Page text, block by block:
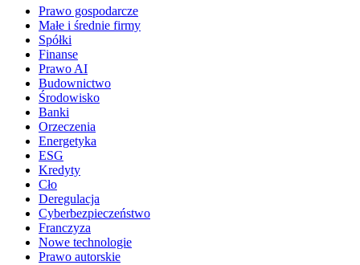
Prawo gospodarcze
Małe i średnie firmy
Spółki
Finanse
Prawo AI
Budownictwo
Środowisko
Banki
Orzeczenia
Energetyka
ESG
Kredyty
Cło
Deregulacja
Cyberbezpieczeństwo
Franczyza
Nowe technologie
Prawo autorskie